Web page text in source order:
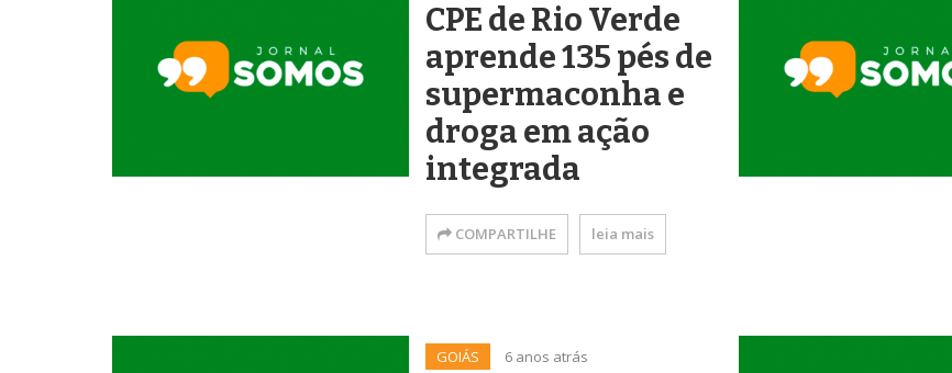
CPE de Rio Verde
aprende 135 pés de
supermaconha e
droga em ação
integrada
COMPARTILHE leia mais
GOIÁS 6 anos atrás